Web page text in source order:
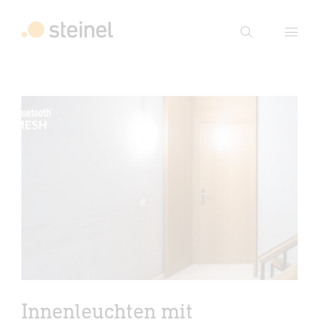
Suche
Innenleuchten mit